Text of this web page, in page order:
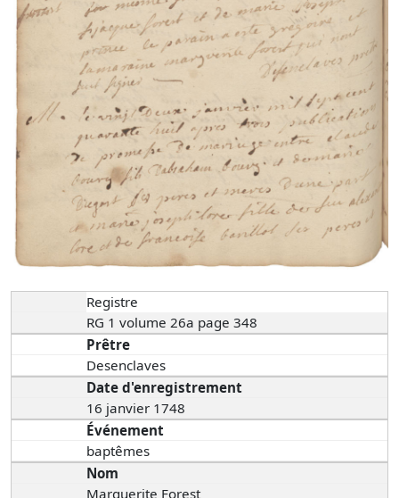
Registre
RG 1 volume 26a page 348
Prêtre
Desenclaves
Date d'enregistrement
16 janvier 1748
Événement
baptêmes
Nom
Marguerite Forest